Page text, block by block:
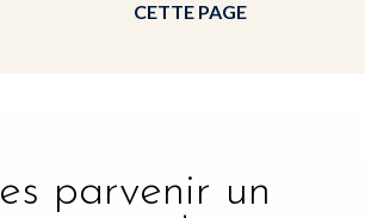
CETTE PAGE
parvenir un